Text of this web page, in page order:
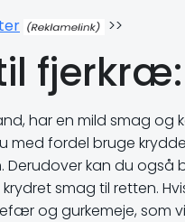
>>
fjerkræ:
har en mild smag
med fordel bruge
kan du også
smag til retten.
og gurkemeje,